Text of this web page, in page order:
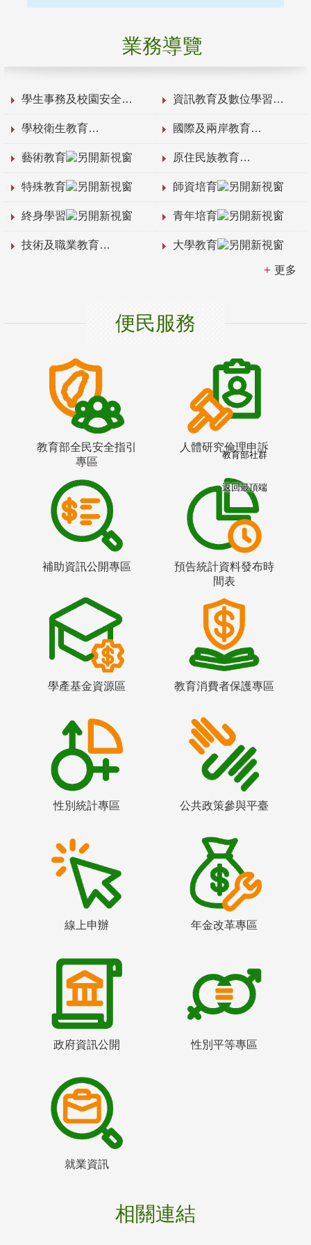
業務導覽
學生事務及校園安全 資訊教育及數位學習
學校衛生教育 國際及兩岸教育
藝術教育 原住民族教育
特殊教育 師資培育
終身學習 青年培育
技術及職業教育 大學教育
更多
便民服務
教育部全民安全指引
專區
人體研究倫理申訴
補助資訊公開專區
預告統計資料發布時
間表
學產基金資源區 教育消費者保護專區
性別統計專區 公共政策參與平臺
線上申辦 年金改革專區
政府資訊公開 性別平等專區
就業資訊
相關連結
教育部社群
返回最頂端